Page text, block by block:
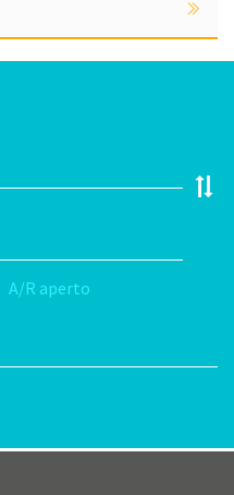
A/R aperto